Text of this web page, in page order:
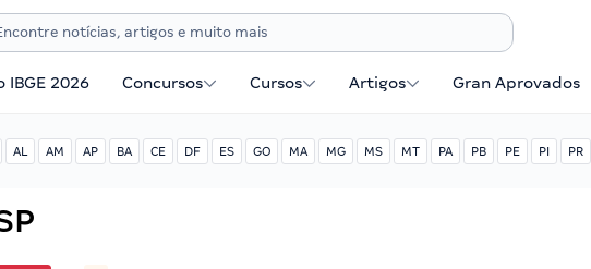
IBGE 2026 Concursos Cursos Artigos Gran Aprovados
AL AM AP BA CE DF ES GO MA MG MS MT PA PB PE PI PR